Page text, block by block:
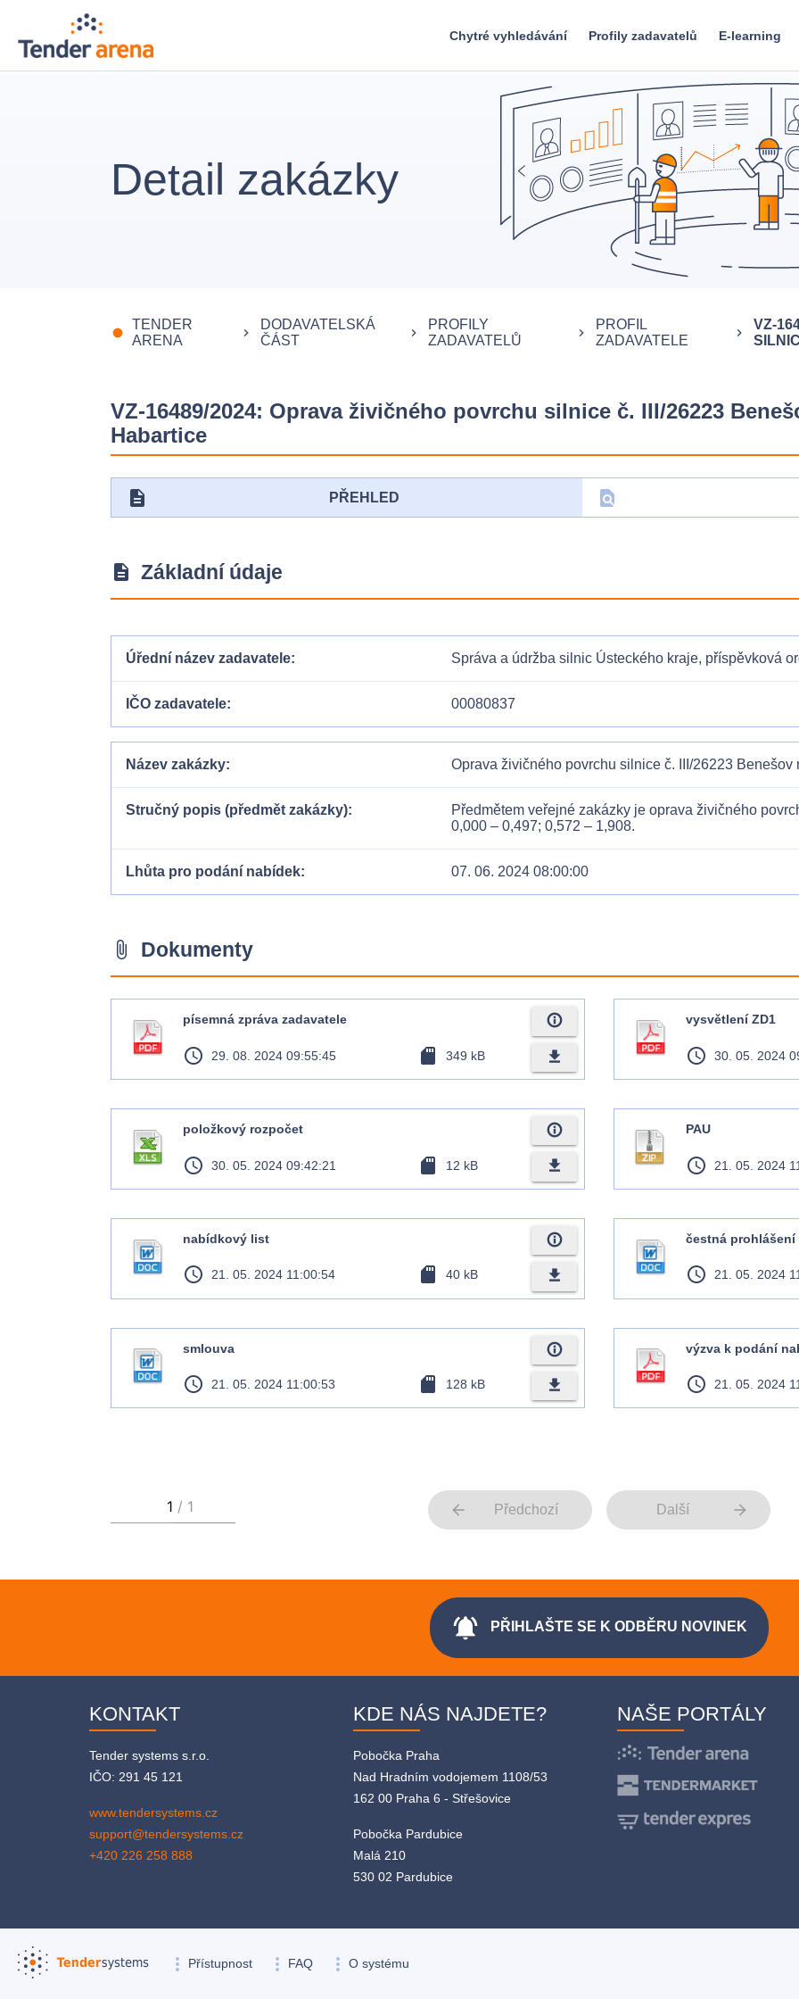
Chytré vyhledávání Profily zadavatelů E-learning
Detail zakázky
fiber_manual_record
TENDER
ARENA
keyboard_arrow_right
DODAVATELSKÁ
ČÁST
keyboard_arrow_right
PROFILY
ZADAVATELŮ
keyboard_arrow_right
PROFIL
ZADAVATELE
keyboard_arrow_right
VZ-
VZ-16489/2024: Oprava živičného povrchu silnice č. III/26223
Habartice
description PŘEHLED find_in_page
description Základní údaje
Úřední název zadavatele Správa a údržba silnic Ústeckého kraje, příspěvková
IČO zadavatele 00080837
Název zakázky Oprava živičného povrchu silnice č. III/26223
Stručný popis (předmět zakázky)
Předmětem veřejné zakázky je oprava živičného
0,000 – 0,497; 0,572 – 1,908.
Lhůta pro podání nabídek 07. 06. 2024 08:00:00
attach_file Dokumenty
písemná zpráva zadavatele
access_time 29. 08. 2024 09:55:45 sd_card 349 kB
info_outline
file_download
vysvětlení ZD1
access_time 30. 05. 2024
položkový rozpočet
access_time 30. 05. 2024 09:42:21 sd_card 12 kB
info_outline
file_download
PAU
access_time 21. 05. 2024
nabídkový list
access_time 21. 05. 2024 11:00:54 sd_card 40 kB
info_outline
file_download
čestná prohlášení
access_time 21. 05. 2024
smlouva
access_time 21. 05. 2024 11:00:53 sd_card 128 kB
info_outline
file_download
výzva k podání
access_time 21. 05. 2024
arrow_back Předchozí Další arrow_forward
notifications_active PŘIHLAŠTE SE K ODBĚRU NOVINEK
KONTAKT
Tender systems s.r.o.
IČO: 291 45 121
www.tendersystems.cz
support@tendersystems.cz
+420 226 258 888
KDE NÁS NAJDETE?
Pobočka Praha
Nad Hradním vodojemem 1108/53
162 00 Praha 6 - Střešovice
Pobočka Pardubice
Malá 210
530 02 Pardubice
NAŠE PORTÁLY
more_vert Přístupnost more_vert FAQ more_vert O systému